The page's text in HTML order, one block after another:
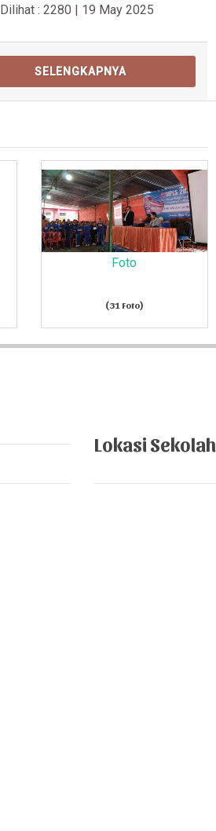
Dilihat : 2280 | 19 May 2025
SELENGKAPNYA
Foto
(31 Foto)
Lokasi Sekolah